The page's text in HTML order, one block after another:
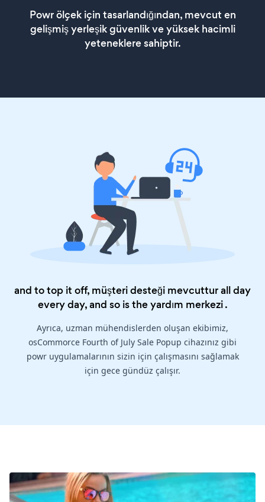
Powr ölçek için tasarlandığından, mevcut en
gelişmiş yerleşik güvenlik ve yüksek hacimli
yeteneklere sahiptir.
and to top it off, müşteri desteği mevcuttur all day
every day, and so is theyardım merkezi.
Ayrıca, uzman mühendislerden oluşan ekibimiz,
osCommorce Fourth of July Sale Popup cihazınız gibi
powr uygulamalarının sizin için çalışmasını sağlamak
için gece gündüz çalışır.